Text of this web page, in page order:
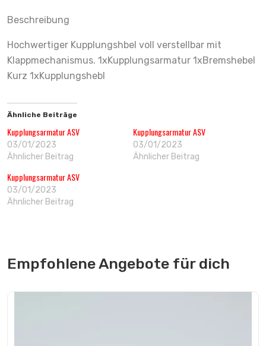
Beschreibung
Hochwertiger Kupplungshbel voll verstellbar mit
Klappmechanismus. 1xKupplungsarmatur 1xBremshebel
Kurz 1xKupplungshebl
Ähnliche Beiträge
Kupplungsarmatur ASV
03/01/2023
Ähnlicher Beitrag
Kupplungsarmatur ASV
03/01/2023
Ähnlicher Beitrag
Kupplungsarmatur ASV
03/01/2023
Ähnlicher Beitrag
Empfohlene Angebote für dich